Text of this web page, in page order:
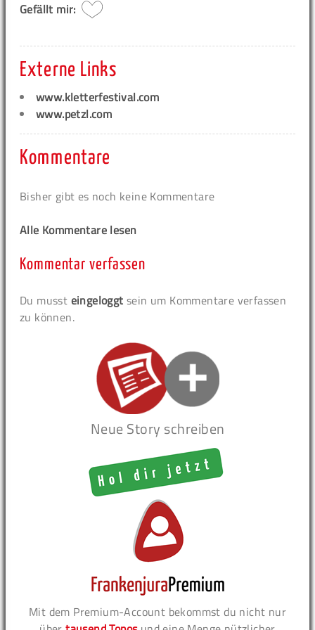
Gefällt mir:
Externe Links
www.kletterfestival.com
www.petzl.com
Kommentare
Bisher gibt es noch keine Kommentare
Alle Kommentare lesen
Kommentar verfassen
Du musst eingeloggt sein um Kommentare verfassen
zu können.
Neue Story schreiben
Mit dem Premium-Account bekommst du nicht nur